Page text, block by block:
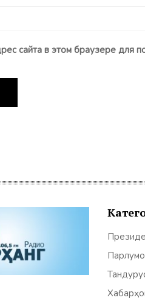
сайта в этом браузере для